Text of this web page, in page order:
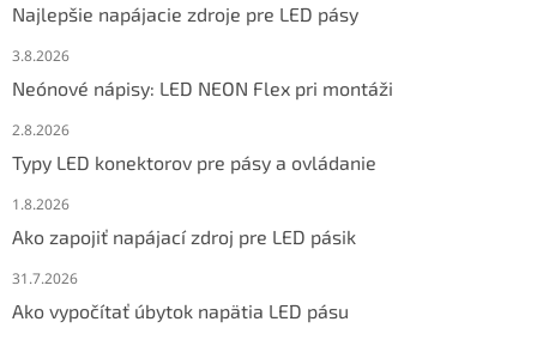
Najlepšie napájacie zdroje pre LED pásy
3.8.2026
Neónové nápisy: LED NEON Flex pri montáži
2.8.2026
Typy LED konektorov pre pásy a ovládanie
1.8.2026
Ako zapojiť napájací zdroj pre LED pásik
31.7.2026
Ako vypočítať úbytok napätia LED pásu